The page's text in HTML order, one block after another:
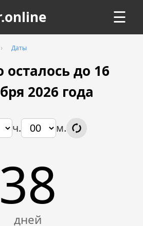
☰
Даты
осталось до 16
2026 года
ч. м.
38